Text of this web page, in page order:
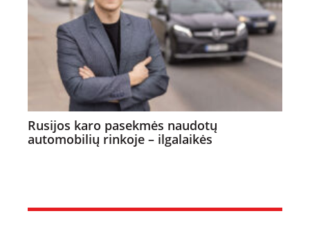
Rusijos karo pasekmės naudotų
automobilių rinkoje – ilgalaikės